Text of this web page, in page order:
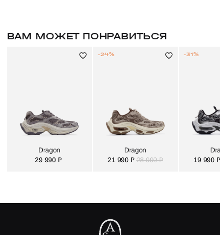
ВАМ МОЖЕТ ПОНРАВИТЬСЯ
Dragon
29 990 ₽
Dragon
21 990 ₽ 28 990 ₽
-24%
19 990 ₽
-31%